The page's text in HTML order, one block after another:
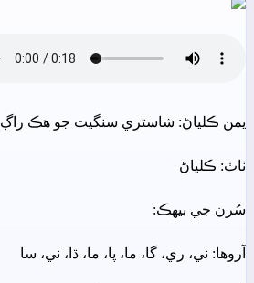
يمن ڪلياڻ: شاستري سنگيت جو ھڪ راڳ
ٺاٺ: ڪلياڻ
سُرن جي بيھڪ:
آروھا: ني، ري، گا، ما، پا، ما، ڌا، ني، سا